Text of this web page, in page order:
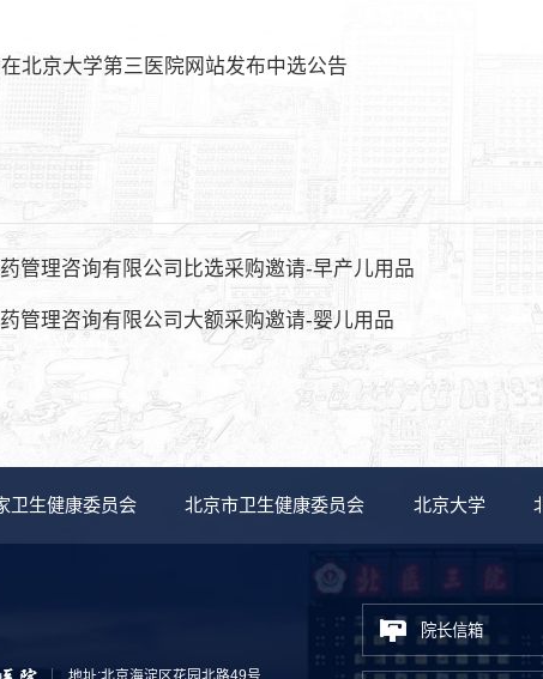
北京大学第三医院网站发布中选公告
管理咨询有限公司比选采购邀请-早产儿用品
管理咨询有限公司大额采购邀请-婴儿用品
卫生健康委员会 北京市卫生健康委员会 北京大学
地址:北京海淀区花园北路49号
院长信箱